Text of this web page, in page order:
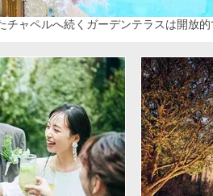
チャペルへ続くガーデンテラスは開放的